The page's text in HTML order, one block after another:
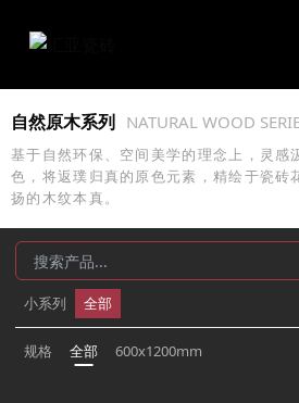
自然原木系列 NATURAL WOOD
基于自然环保、空间美学的理念上，灵感
色，将返璞归真的原色元素，精绘于瓷砖
扬的木纹本真。
小系列 全部
规格 全部 600x1200mm